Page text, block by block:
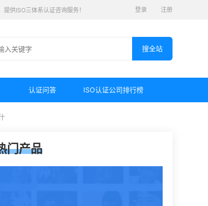
供ISO三体系认证咨询服务！ 登录 注册
认证问答 ISO认证公司排行榜
门产品